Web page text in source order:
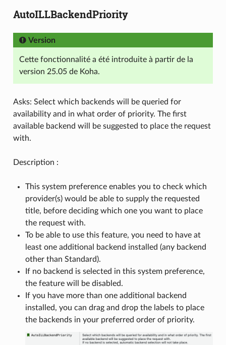
AutoILLBackendPriority
Version
Cette fonctionnalité a été introduite à partir de la
version 25.05 de Koha.
Asks: Select which backends will be queried for
availability and in what order of priority. The first
available backend will be suggested to place the request
with.
Description :
This system preference enables you to check which
provider(s) would be able to supply the requested
title, before deciding which one you want to place
the request with.
To be able to use this feature, you need to have at
least one additional backend installed (any backend
other than Standard).
If no backend is selected in this system preference,
the feature will be disabled.
If you have more than one additional backend
installed, you can drag and drop the labels to place
the backends in your preferred order of priority.